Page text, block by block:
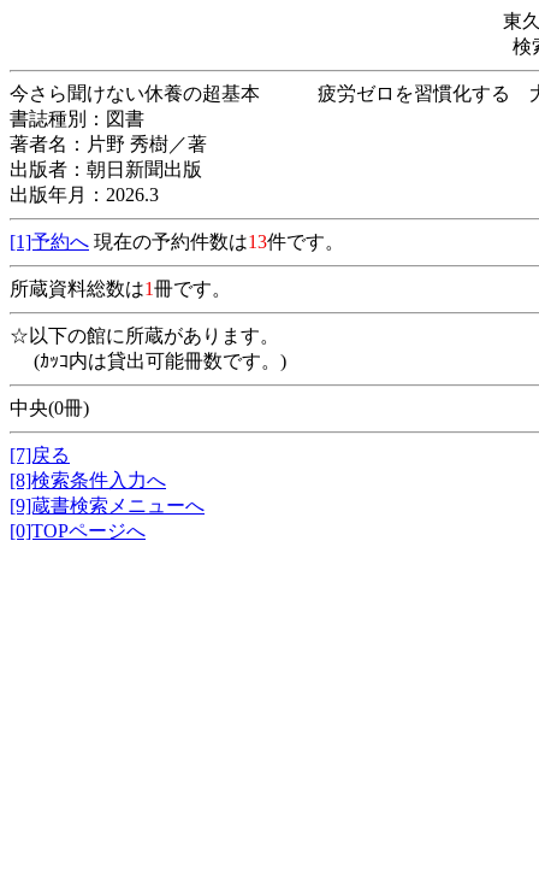
東
検
今さら聞けない休養の超基本 疲労ゼロを習慣
書誌種別：図書
著者名：片野 秀樹／著
出版者：朝日新聞出版
出版年月：2026.3
[1]予約へ 現在の予約件数は13件です。
所蔵資料総数は1冊です。
☆以下の館に所蔵があります。
(ｶｯｺ内は貸出可能冊数です。)
中央(0冊)
[7]戻る
[8]検索条件入力へ
[9]蔵書検索メニューへ
[0]TOPページへ